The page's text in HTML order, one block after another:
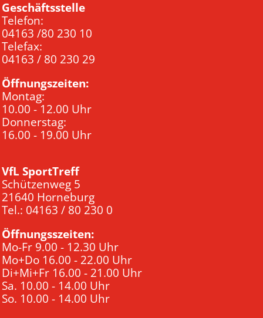
Geschäftsstelle
Telefon:
04163 /80 230 10
Telefax:
04163 / 80 230 29
Öffnungszeiten:
Montag:
10.00 - 12.00 Uhr
Donnerstag:
16.00 - 19.00 Uhr
VfL SportTreff
Schützenweg 5
21640 Horneburg
Tel.: 04163 / 80 230 0
Öffnungsszeiten:
Mo-Fr 9.00 - 12.30 Uhr
Mo+Do 16.00 - 22.00 Uhr
Di+Mi+Fr 16.00 - 21.00 Uhr
Sa. 10.00 - 14.00 Uhr
So. 10.00 - 14.00 Uhr